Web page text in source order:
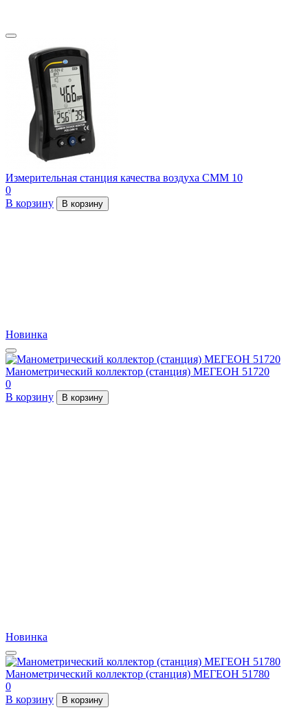
Измерительная станция качества воздуха CMM 10
0
В корзину
В корзину
Новинка
Манометрический коллектор (станция) МЕГЕОН 51720
0
В корзину
В корзину
Новинка
Манометрический коллектор (станция) МЕГЕОН 51780
0
В корзину
В корзину